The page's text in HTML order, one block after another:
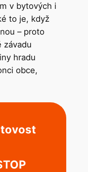
v bytových i
to je, když
– proto
závadu
hradu
obce,